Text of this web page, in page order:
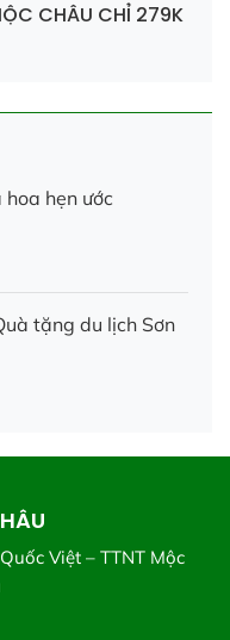
CHÂU CHỈ 279K
hẹn ước
tặng du lịch Sơn
Việt – TTNT Mộc